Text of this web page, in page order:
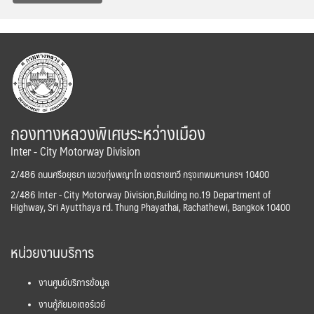
กองทางหลวงพิเศษระหว่างเมือง
Inter - City Motorway Division
2/486 ถนนศรีอยุธยา แขวงทุ่งพญาไท เขตราชเทวี กรุงเทพมหานครฯ 10400
2/486 Inter - City Motorway Division,Building no.19 Department of
Highway, Sri Ayutthaya rd. Thung Phayathai, Rachathewi, Bangkok 10400
หน่วยงานบริการ
งานศูนย์บริการข้อมูล
งานกู้ภัยมอเตอร์เวย์